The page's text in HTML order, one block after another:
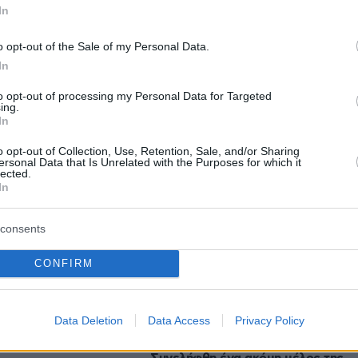
opt-out of the Sale of my Personal Data.
opt-out of processing my Personal Data for Targeted
opt-out of Collection, Use, Retention, Sale, and/or Sharing
Data that Is Unrelated with the Purposes for which it
CONFIRM
Data Deletion Data Access Privacy Policy
protothema.gr στο Google News
Ειδήσειςαπό την Ελλάδα και τον Κόσμο, τη
στο
για τον σύζυγό
φανταστεί με έναν
ο γάμος
Συνέντευξη ποταμός του Χάντερ
μεταστάσεις στα οστά - Έπινα 4
κάθε 15 λεπτά